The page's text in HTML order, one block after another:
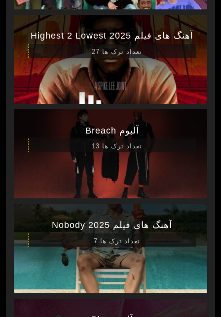
آهنگ های فیلم Highest 2 Lowest 2025
تعداد ترک ها 27
آلبوم Breach
تعداد ترک ها 13
آهنگ های فیلم Nobody 2025
تعداد ترک ها 7